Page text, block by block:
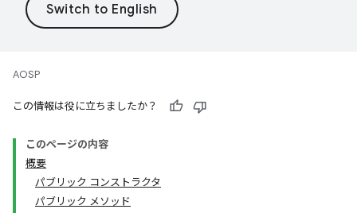
AOSP
この情報は役に立ちましたか？
このページの内容
概要
パブリック コンストラクタ
パブリック メソッド